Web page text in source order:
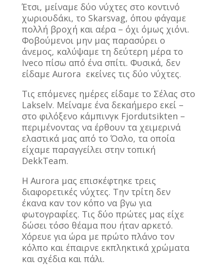
Έτσι, μείναμε δύο νύχτες στο κοντινό
χωριουδάκι, το Skarsvag, όπου φάγαμε
πολλή βροχή και αέρα – όχι όμως χιόνι.
Φοβούμενοι μην μας παρασύρει ο
άνεμος, καλύψαμε τη δεύτερη μέρα το
Iveco πίσω από ένα σπίτι. Φυσικά, δεν
είδαμε Aurora εκείνες τις δύο νύχτες.
Τις επόμενες ημέρες είδαμε το Σέλας στο
Lakselv. Μείναμε ένα δεκαήμερο εκεί –
στο φιλόξενο κάμπινγκ Fjordutsikten –
περιμένοντας να έρθουν τα χειμερινά
ελαστικά μας από το Όσλο, τα οποία
είχαμε παραγγείλει στην τοπική
DekkTeam.
Η Aurora μας επισκέφτηκε τρεις
διαφορετικές νύχτες. Την τρίτη δεν
έκανα καν τον κόπο να βγω για
φωτογραφίες. Τις δύο πρώτες μας είχε
δώσει τόσο θέαμα που ήταν αρκετό.
Χόρευε για ώρα με πρώτο πλάνο τον
κόλπο και έπαιρνε εκπληκτικά χρώματα
και σχέδια και πάλι.